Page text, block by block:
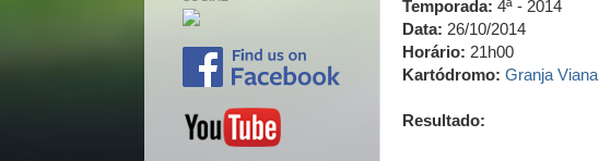
Temporada: 4ª - 2014
Data: 26/10/2014
Horário: 21h00
Kartódromo: Granja Viana
Resultado: